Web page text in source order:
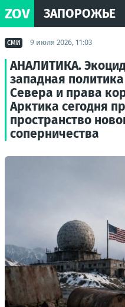
ZOV ЗАПОРОЖЬЕ
СМИ 9 июля 2026, 11:03
АНАЛИТИКА.
западная
Севера и права
Арктика сегодня
пространство
соперничества